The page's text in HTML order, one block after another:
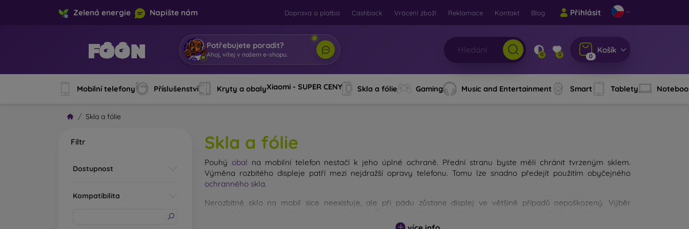
Zelená energie Napište nám Doprava a platba Cashback Vrácení zboží Reklamace Kontakt Blog Přihlásit
Potřebujete poradit?
| 0 0 0
Košík
Mobilní telefony Příslušenství Kryty a obalyXiaomi - SUPER CENY Skla a fólie Gaming Music and Entertainment Smart Tablety
Skla a fólie
Filtr
Dostupnost
Kompatibilita
Skla a fólie
Pouhý obal na mobilní telefon nestačí k jeho úplné ochraně. Přední stranu byste měli chránit tvrzeným sklem.
Výměna rozbitého displeje patří mezi nejdražší opravy telefonu. Tomu lze snadno předejít použitím obyčejného
ochranného skla.
Nerozbitné sklo na mobil sice neexistuje, ale při pádu zůstane displej ve většině případů nepoškozený. Výběr
Na trhu existuje více druhů tvrzených skel na mobil. Na co byste se při výběru měli zaměřit?